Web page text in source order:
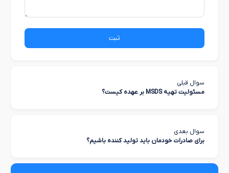
ثبت
سوال قبلی
مسئولیت تهیه MSDS بر عهده کیست؟
سوال بعدی
برای صادرات خودمان باید تولید کننده باشیم؟